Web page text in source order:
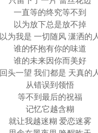
一直等的终究等不到
以为放下总是放不掉
以为我是 一切随风 潇洒的
谁的怀抱有你的味道
谁的未来因你而美好
回头一望 我们都是 天真的
从错误到领悟
等不到最后的祝福
记忆它越含糊
就让我越迷糊 爱恋迷雾